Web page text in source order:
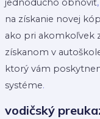
jednoducho obnoviť,
na získanie novej
ako pri akomkoľvek
získanom v
ktorý vám
systéme.
vodičský